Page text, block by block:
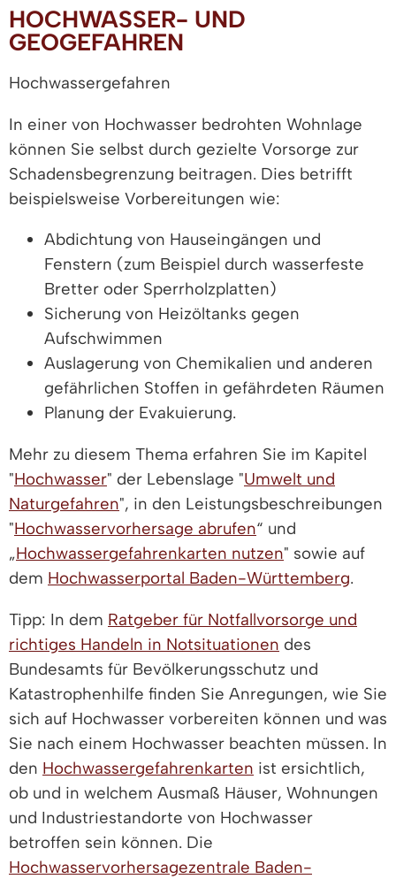
HOCHWASSER- UND
GEOGEFAHREN
Hochwassergefahren
In einer von Hochwasser bedrohten Wohnlage
können Sie selbst durch gezielte Vorsorge zur
Schadensbegrenzung beitragen. Dies betrifft
beispielsweise Vorbereitungen wie:
Abdichtung von Hauseingängen und
Fenstern (zum Beispiel durch wasserfeste
Bretter oder Sperrholzplatten)
Sicherung von Heizöltanks gegen
Aufschwimmen
Auslagerung von Chemikalien und anderen
gefährlichen Stoffen in gefährdeten Räumen
Planung der Evakuierung.
Mehr zu diesem Thema erfahren Sie im Kapitel
"Hochwasser" der Lebenslage "Umwelt und
Naturgefahren", in den Leistungsbeschreibungen
"Hochwasservorhersage abrufen“ und
„Hochwassergefahrenkarten nutzen" sowie auf
dem Hochwasserportal Baden-Württemberg.
Tipp: In dem Ratgeber für Notfallvorsorge und
richtiges Handeln in Notsituationen des
Bundesamts für Bevölkerungsschutz und
Katastrophenhilfe finden Sie Anregungen, wie Sie
sich auf Hochwasser vorbereiten können und was
Sie nach einem Hochwasser beachten müssen. In
den Hochwassergefahrenkarten ist ersichtlich,
ob und in welchem Ausmaß Häuser, Wohnungen
und Industriestandorte von Hochwasser
betroffen sein können. Die
Hochwasservorhersagezentrale Baden-